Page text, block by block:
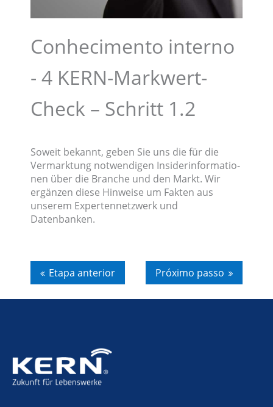
Conhe­ci­men­to inter­no
- 4 KERN-Markwert-
Check – Schritt 1.2
Soweit bekannt, geben Sie uns die für die
Vermark­tung notwen­di­gen Insider­infor­ma­tio­
nen über die Branche und den Markt. Wir
ergän­zen diese Hinwei­se um Fakten aus
unserem Exper­ten­netz­werk und
Datenbanken.
Próxi­mo passo
Etapa anterior